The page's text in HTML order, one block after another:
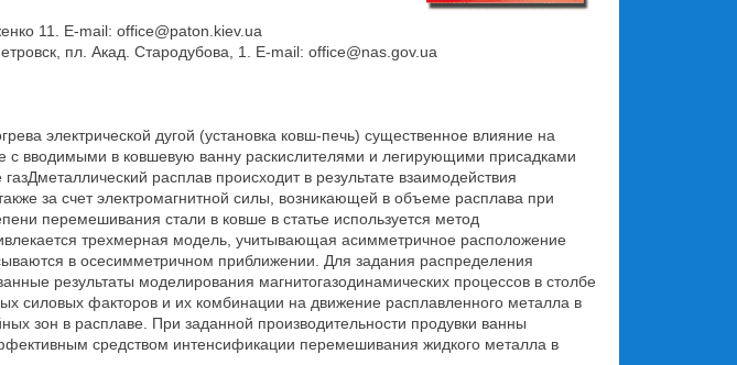
11. E-mail: office@paton.kiev.ua
пл. Акад. Стародубова, 1. E-mail: office@nas.gov.ua
электрической дугой (установка ковш-печь) существенное влияние на
с вводимыми в ковшевую ванну раскислителями и легирующими присадками
расплав происходит в результате взаимодействия
за счет электромагнитной силы, возникающей в объеме расплава при
перемешивания стали в ковше в статье используется метод
трехмерная модель, учитывающая асимметричное расположение
в осесимметричном приближении. Для задания распределения
результаты моделирования магнитогазодинамических процессов в столбе
силовых факторов и их комбинации на движение расплавленного металла в
зон в расплаве. При заданной производительности продувки ванны
средством интенсификации перемешивания жидкого металла в